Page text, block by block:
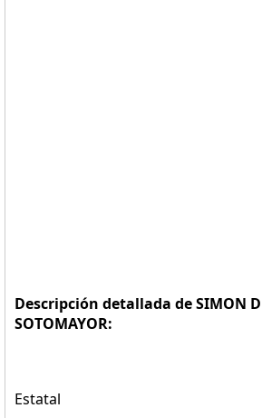
Descripción detallada de SIMON
SOTOMAYOR:
Estatal